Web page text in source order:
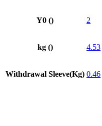
Y0 () 2
kg () 4.53
Withdrawal Sleeve(Kg) 0.46